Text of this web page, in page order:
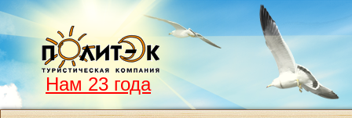
Нам 23 года